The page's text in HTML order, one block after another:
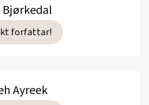
Bjørkedal
forfattar!
Ayreek